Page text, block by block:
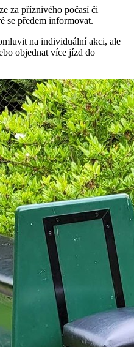
za příznivého počasí či
se předem informovat.
na individuální akci, ale
objednat více jízd do